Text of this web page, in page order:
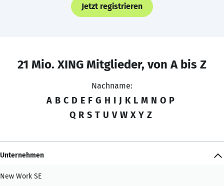
Jetzt registrieren
21 Mio. XING Mitglieder, von A bis Z
Nachname:
A B C D E F G H I J K L M N O P
Q R S T U V W X Y Z
Unternehmen
New Work SE